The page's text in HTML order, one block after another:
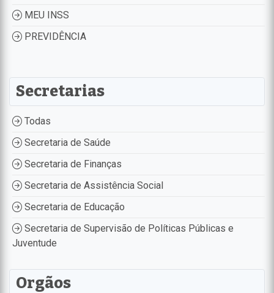
MEU INSS
PREVIDÊNCIA
Secretarias
Todas
Secretaria de Saúde
Secretaria de Finanças
Secretaria de Assistência Social
Secretaria de Educação
Secretaria de Supervisão de Políticas Públicas e
Juventude
Orgãos